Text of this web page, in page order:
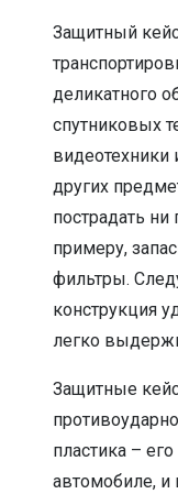
Защитный
деликатного
спутниковых
других
пострадать ни
примеру,
фильтры.
конструкция
легко
Защитные
пластика –
автомобиле,